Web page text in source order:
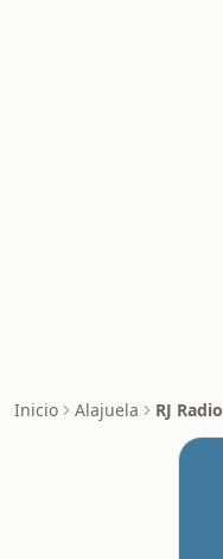
Inicio Alajuela RJ Radio